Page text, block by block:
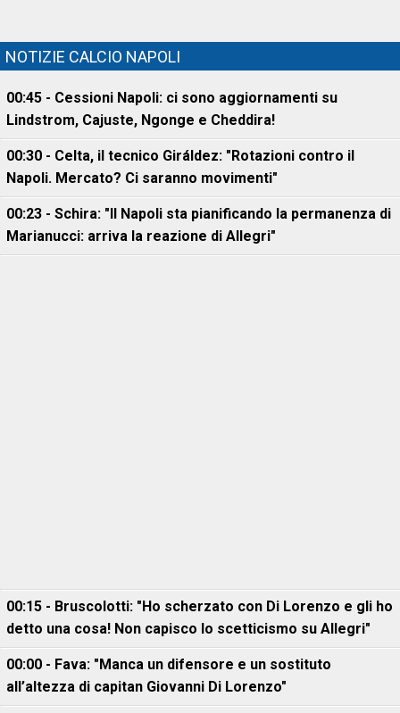
NOTIZIE CALCIO NAPOLI
00:45 - Cessioni Napoli: ci sono aggiornamenti su
Lindstrom, Cajuste, Ngonge e Cheddira!
00:30 - Celta, il tecnico Giráldez: "Rotazioni contro il
Napoli. Mercato? Ci saranno movimenti"
00:23 - Schira: "Il Napoli sta pianificando la permanenza di
Marianucci: arriva la reazione di Allegri"
00:15 - Bruscolotti: "Ho scherzato con Di Lorenzo e gli ho
detto una cosa! Non capisco lo scetticismo su Allegri"
00:00 - Fava: "Manca un difensore e un sostituto
all’altezza di capitan Giovanni Di Lorenzo"